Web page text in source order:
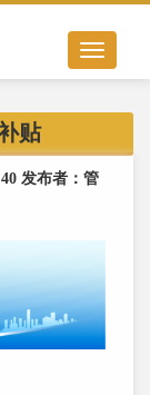
Toggle
navigation
贴
发布者：管